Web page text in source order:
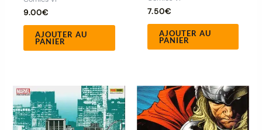
9.00€
AJOUTER AU
PANIER
7.50€
AJOUTER AU
PANIER